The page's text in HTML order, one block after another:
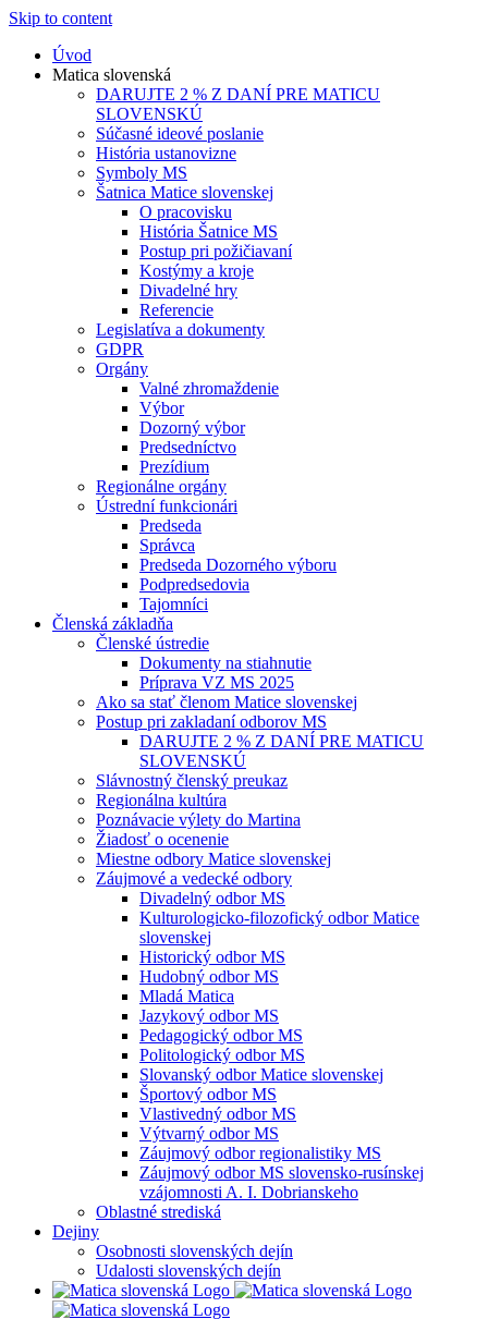
Skip to content
Úvod
Matica slovenská
DARUJTE 2 % Z DANÍ PRE MATICU
SLOVENSKÚ
Súčasné ideové poslanie
História ustanovizne
Symboly MS
Šatnica Matice slovenskej
O pracovisku
História Šatnice MS
Postup pri požičiavaní
Kostýmy a kroje
Divadelné hry
Referencie
Legislatíva a dokumenty
GDPR
Orgány
Valné zhromaždenie
Výbor
Dozorný výbor
Predsedníctvo
Prezídium
Regionálne orgány
Ústrední funkcionári
Predseda
Správca
Predseda Dozorného výboru
Podpredsedovia
Tajomníci
Členská základňa
Členské ústredie
Dokumenty na stiahnutie
Príprava VZ MS 2025
Ako sa stať členom Matice slovenskej
Postup pri zakladaní odborov MS
DARUJTE 2 % Z DANÍ PRE MATICU
SLOVENSKÚ
Slávnostný členský preukaz
Regionálna kultúra
Poznávacie výlety do Martina
Žiadosť o ocenenie
Miestne odbory Matice slovenskej
Záujmové a vedecké odbory
Divadelný odbor MS
Kulturologicko-filozofický odbor Matice
slovenskej
Historický odbor MS
Hudobný odbor MS
Mladá Matica
Jazykový odbor MS
Pedagogický odbor MS
Politologický odbor MS
Slovanský odbor Matice slovenskej
Športový odbor MS
Vlastivedný odbor MS
Výtvarný odbor MS
Záujmový odbor regionalistiky MS
Záujmový odbor MS slovensko-rusínskej
vzájomnosti A. I. Dobrianskeho
Oblastné strediská
Dejiny
Osobnosti slovenských dejín
Udalosti slovenských dejín